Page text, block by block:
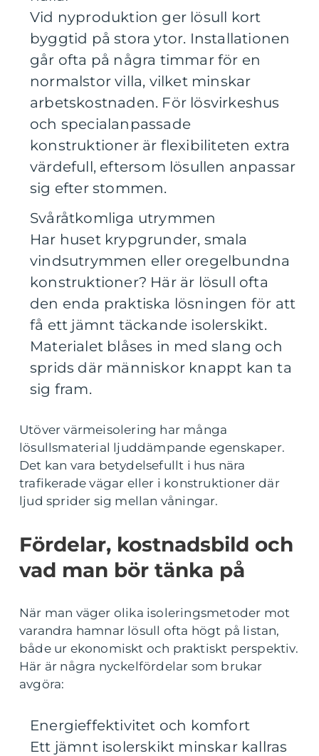
Vid nyproduktion ger lösull kort
byggtid på stora ytor. Installationen
går ofta på några timmar för en
normalstor villa, vilket minskar
arbetskostnaden. För lösvirkeshus
och specialanpassade
konstruktioner är flexibiliteten extra
värdefull, eftersom lösullen anpassar
sig efter stommen.
Svåråtkomliga utrymmen
Har huset krypgrunder, smala
vindsutrymmen eller oregelbundna
konstruktioner? Här är lösull ofta
den enda praktiska lösningen för att
få ett jämnt täckande isolerskikt.
Materialet blåses in med slang och
sprids där människor knappt kan ta
sig fram.
Utöver värmeisolering har många
lösullsmaterial ljuddämpande egenskaper.
Det kan vara betydelsefullt i hus nära
trafikerade vägar eller i konstruktioner där
ljud sprider sig mellan våningar.
Fördelar, kostnadsbild och
vad man bör tänka på
När man väger olika isoleringsmetoder mot
varandra hamnar lösull ofta högt på listan,
både ur ekonomiskt och praktiskt perspektiv.
Här är några nyckelfördelar som brukar
avgöra:
Energieffektivitet och komfort
Ett jämnt isolerskikt minskar kallras